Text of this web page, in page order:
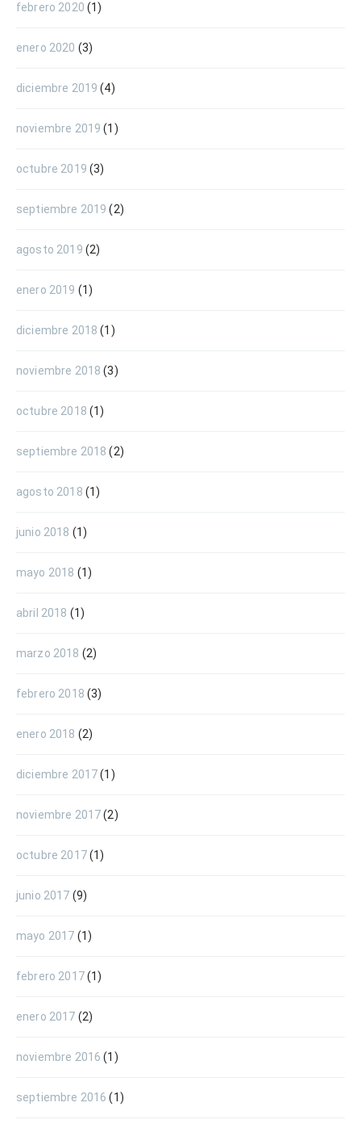
febrero 2020 (1)
enero 2020 (3)
diciembre 2019 (4)
noviembre 2019 (1)
octubre 2019 (3)
septiembre 2019 (2)
agosto 2019 (2)
enero 2019 (1)
diciembre 2018 (1)
noviembre 2018 (3)
octubre 2018 (1)
septiembre 2018 (2)
agosto 2018 (1)
junio 2018 (1)
mayo 2018 (1)
abril 2018 (1)
marzo 2018 (2)
febrero 2018 (3)
enero 2018 (2)
diciembre 2017(1)
noviembre 2017(2)
octubre 2017(1)
junio 2017 (9)
mayo 2017 (1)
febrero 2017(1)
enero 2017 (2)
noviembre 2016 (1)
septiembre 2016 (1)